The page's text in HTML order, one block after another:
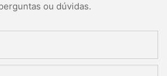
ou dúvidas.